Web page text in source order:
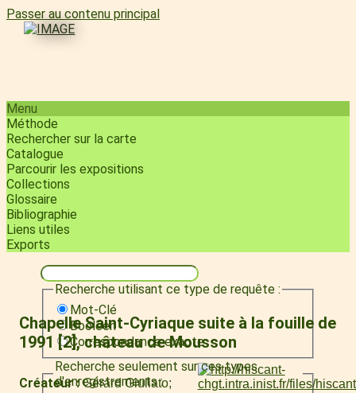
Passer au contenu principal
Menu
Méthode
Rechercher sur la carte
Catalogue
Parcourir les expositions
Collections
Glossaire
Bibliographie
Liens utiles
Exports
Recherche utilisant ce type de requête :
Mot-Clé
Booléen
Correspondance exacte
Recherche seulement sur ces types
d'enregistrements :
Chapelle Saint-Cyriaque suite à la fouille de
1991 [2], château de Mousson
Créateur
Gérard Giuliato